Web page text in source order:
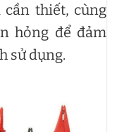
thiết, cùng
hỏng để đảm
sử dụng.